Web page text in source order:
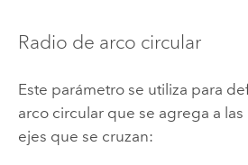
Radio de arco circular
Este parámetro se utiliza para
arco circular que se agrega a
ejes que se cruzan: